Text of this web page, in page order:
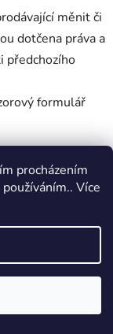
procházením
Více
měnit či
dotčena práva a
předchozího
formulář
25. 11. 2022